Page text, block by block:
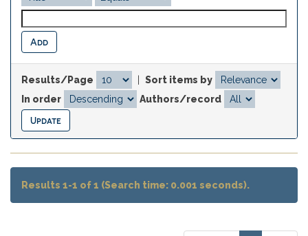
Results/Page
Sort items by
In order
Authors/record
Results 1-1 of 1 (Search time: 0.001 seconds).